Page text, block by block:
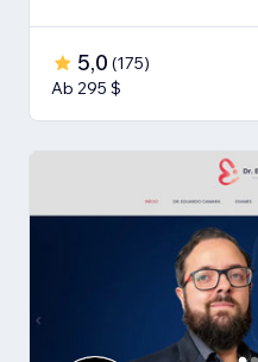
5,0 (175)
Ab 295 $